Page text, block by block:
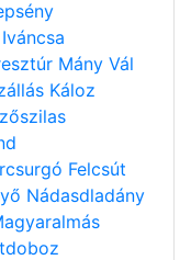
Iváncsa
Mány Vál
Káloz
Felcsút
Nádasdladány